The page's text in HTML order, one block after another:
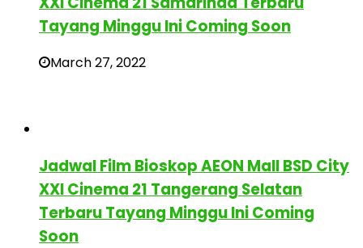
Tayang Minggu Ini Coming Soon
March 27, 2022
Jadwal Film Bioskop AEON Mall BSD City
XXI Cinema 21 Tangerang Selatan
Terbaru Tayang Minggu Ini Coming
Soon